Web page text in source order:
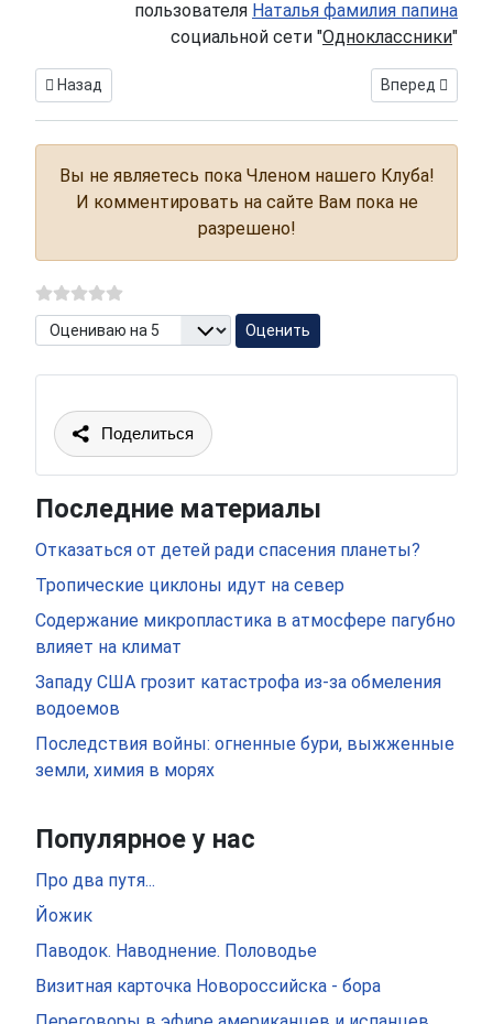
пользователя Наталья фамилия папина
социальной сети "Одноклассники"
Предыдущий: Об одесской среде. Выпуск 4 - Пусть говорят!
Назад Следующий:
Вперед
Вы не являетесь пока Членом нашего Клуба!
И комментировать на сайте Вам пока не
разрешено!
Пожалуйста, оцените
Поделиться
Последние материалы
Отказаться от детей ради спасения планеты?
Тропические циклоны идут на север
Содержание микропластика в атмосфере пагубно
влияет на климат
Западу США грозит катастрофа из-за обмеления
водоемов
Последствия войны: огненные бури, выжженные
земли, химия в морях
Популярное у нас
Про два путя...
Йожик
Паводок. Наводнение. Половодье
Визитная карточка Новороссийска - бора